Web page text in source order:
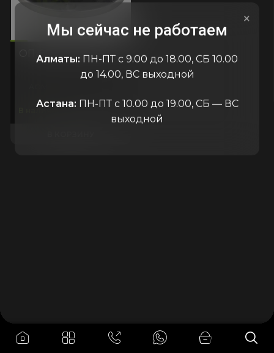
код:2632 код:2632
ОП-80-АА-Ф(150мм)
В наличии 20.000₸
×
Мы сейчас не работаем
Алматы: ПН-ПТ с 9.00 до 18.00, СБ 10.00
до 14.00, ВС выходной
Астана: ПН-ПТ с 10.00 до 19.00, СБ — ВС
выходной